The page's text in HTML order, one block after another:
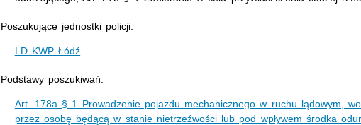
Poszukujące jednostki policji:
LD KWP Łódź
Podstawy poszukiwań:
Art. 178a § 1 Prowadzenie pojazdu mechanicznego w ruchu lądowym,
przez osobę będącą w stanie nietrzeźwości lub pod wpływem środka